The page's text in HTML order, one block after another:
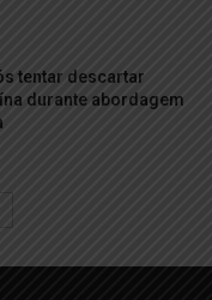
tentar descartar
durante abordagem